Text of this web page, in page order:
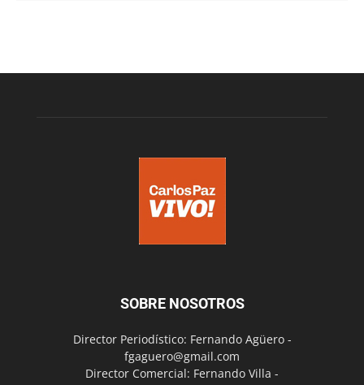
SOBRE NOSOTROS
Director Periodístico: Fernando Agüero -
fgaguero@gmail.com
Director Comercial: Fernando Villa -